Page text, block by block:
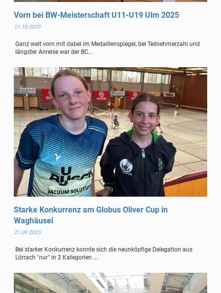
Vorn bei BW-Meisterschaft U11-U19 Ulm 2025
11.10.2025
Ganz weit vorn mit dabei im Medaillenspiegel, bei Teilnehmerzahl und
längster Anreise war der BC...
Starke Konkurrenz am Globus Oliver Cup in
Waghäusel
21.09.2025
Bei starker Konkurrenz konnte sich die neunköpfige Delegation aus
Lörrach "nur" in 2 Kategorien ...